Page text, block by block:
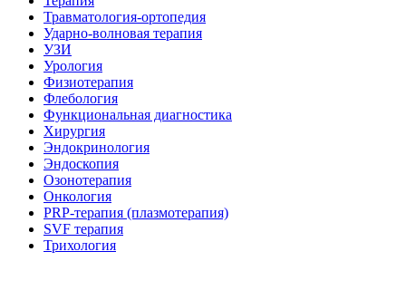
Травматология-ортопедия
Ударно-волновая терапия
УЗИ
Урология
Физиотерапия
Флебология
Функциональная диагностика
Хирургия
Эндокринология
Эндоскопия
Озонотерапия
Онкология
PRP-терапия (плазмотерапия)
SVF терапия
Трихология